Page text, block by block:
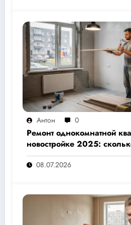
Антон 0
Ремонт однокомнатной
новостройке 2025:
стоит и как не
расчёт от 500 000 рублей
08.07.2026